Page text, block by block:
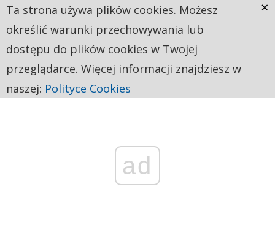
ad
Ta strona używa plików cookies. Możesz
określić warunki przechowywania lub
dostępu do plików cookies w Twojej
przeglądarce. Więcej informacji znajdziesz w
naszej: Polityce Cookies
×